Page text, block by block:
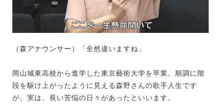
（森アナウンサー）「全然違いますね」
岡山城東高校から進学した東京藝術大学を卒業。順調に階
段を駆け上がったように見える森野さんの歌手人生です
が、実は、長い苦悩の日々があったといいます。